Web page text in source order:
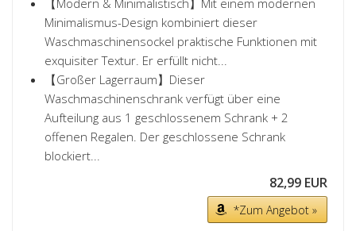
【Modern & Minimalistisch】Mit einem modernen
Minimalismus-Design kombiniert dieser
Waschmaschinensockel praktische Funktionen mit
exquisiter Textur. Er erfüllt nicht...
【Großer Lagerraum】Dieser
Waschmaschinenschrank verfügt über eine
Aufteilung aus 1 geschlossenem Schrank + 2
offenen Regalen. Der geschlossene Schrank
blockiert...
82,99 EUR
*Zum Angebot »